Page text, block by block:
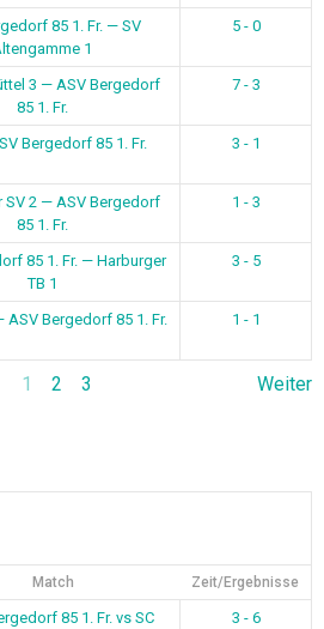
85 1. Fr. — SV
1
5 - 0
3 — ASV Bergedorf
85 1. Fr.
7 - 3
Bergedorf 85 1. Fr. 3 - 1
2 — ASV Bergedorf
85 1. Fr.
1 - 3
85 1. Fr. — Harburger
TB 1
3 - 5
ASV Bergedorf 85 1. Fr. 1 - 1
1 2 3 Weiter
Match Zeit/Ergebnisse
85 1. Fr. vs SC
3 - 6